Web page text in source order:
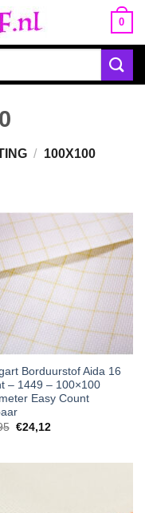
0
/ 100X100
Borduurstof Aida 16
– 1449 – 100×100
Easy Count
€24,12